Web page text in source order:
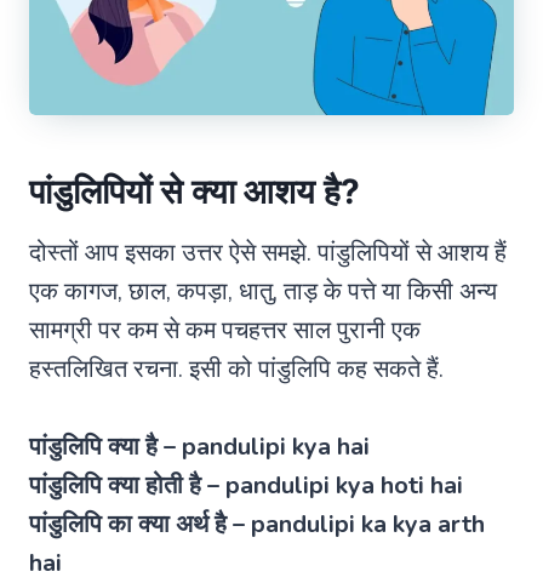
पांडुलिपियों से क्या आशय है?
दोस्तों आप इसका उत्तर ऐसे समझे. पांडुलिपियों से आशय हैं
एक कागज, छाल, कपड़ा, धातु, ताड़ के पत्ते या किसी अन्य
सामग्री पर कम से कम पचहत्तर साल पुरानी एक
हस्तलिखित रचना. इसी को पांडुलिपि कह सकते हैं.
पांडुलिपि क्या है – pandulipi kya hai
पांडुलिपि क्या होती है – pandulipi kya hoti hai
पांडुलिपि का क्या अर्थ है – pandulipi ka kya arth
hai